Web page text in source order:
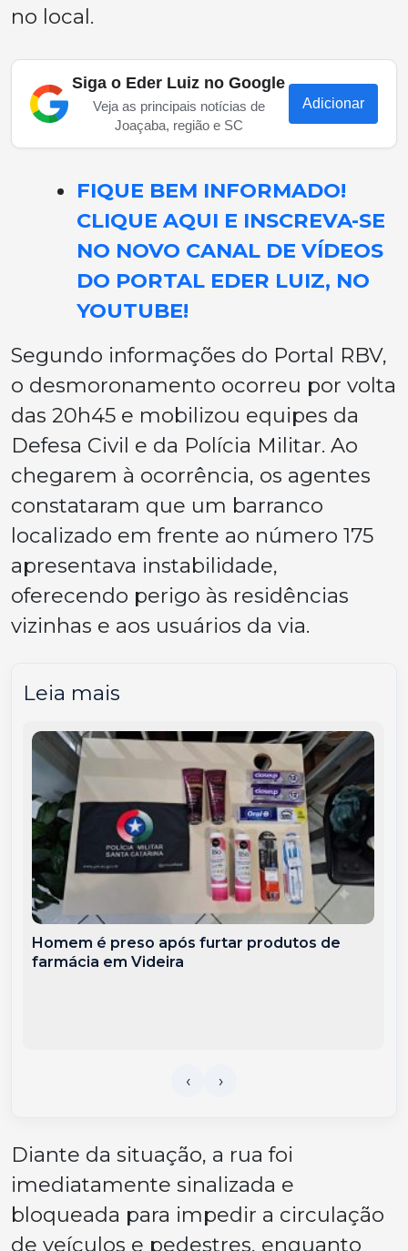
no local.
Siga o Eder Luiz no Google
Veja as principais notícias de
Joaçaba, região e SC
Adicionar
FIQUE BEM INFORMADO!
CLIQUE AQUI E INSCREVA-SE
NO NOVO CANAL DE VÍDEOS
DO PORTAL EDER LUIZ, NO
YOUTUBE!
Segundo informações do Portal RBV,
o desmoronamento ocorreu por volta
das 20h45 e mobilizou equipes da
Defesa Civil e da Polícia Militar. Ao
chegarem à ocorrência, os agentes
constataram que um barranco
localizado em frente ao número 175
apresentava instabilidade,
oferecendo perigo às residências
vizinhas e aos usuários da via.
Leia mais
Homem é preso após furtar produtos de
farmácia em Videira
Diante da situação, a rua foi
imediatamente sinalizada e
bloqueada para impedir a circulação
de veículos e pedestres, enquanto